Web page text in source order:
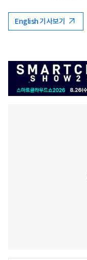
English 기사보기